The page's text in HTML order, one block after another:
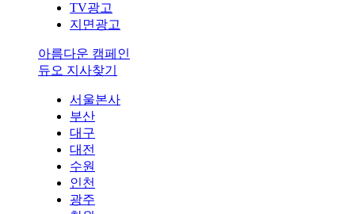
TV광고
지면광고
아름다운 캠페인
듀오 지사찾기
서울본사
부산
대구
대전
수원
인천
광주